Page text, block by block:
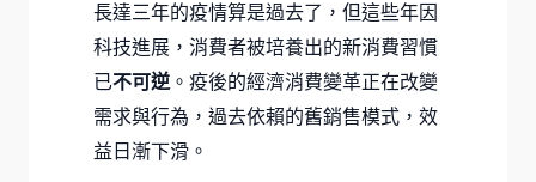
長達三年的疫情算是過去了，但這些年因
科技進展，消費者被培養出的新消費習慣
已不可逆 。疫後的經濟消費變革正在改變
需求與行為，過去依賴的舊銷售模式，效
益日漸下滑。